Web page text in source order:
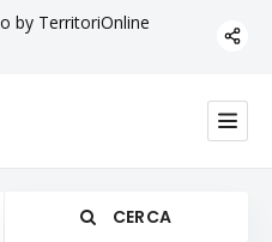
by TerritoriOnline
CERCA